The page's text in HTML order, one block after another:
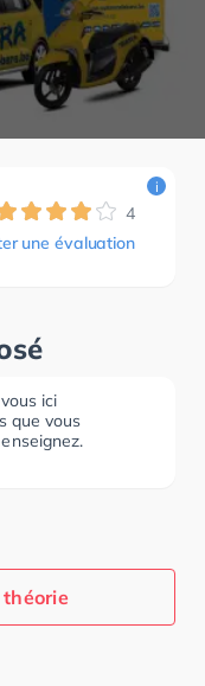
4
une évaluation
i
ici
que vous
théorie